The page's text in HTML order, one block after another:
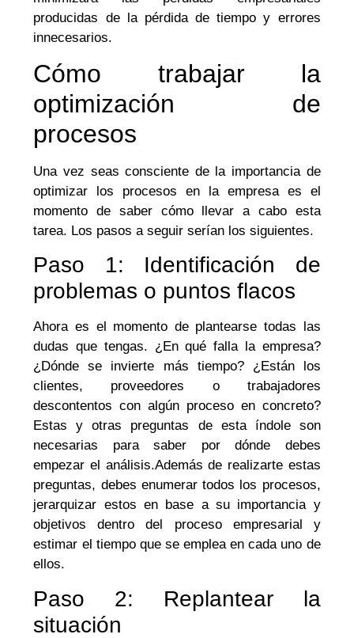
producidas de la pérdida de tiempo y errores
innecesarios.
Cómo trabajar la
optimización de
procesos
Una vez seas consciente de la importancia de
optimizar los procesos en la empresa es el
momento de saber cómo llevar a cabo esta
tarea. Los pasos a seguir serían los siguientes.
Paso 1: Identificación de
problemas o puntos flacos
Ahora es el momento de plantearse todas las
dudas que tengas. ¿En qué falla la empresa?
¿Dónde se invierte más tiempo? ¿Están los
clientes, proveedores o trabajadores
descontentos con algún proceso en concreto?
Estas y otras preguntas de esta índole son
necesarias para saber por dónde debes
empezar el análisis.Además de realizarte estas
preguntas, debes enumerar todos los procesos,
jerarquizar estos en base a su importancia y
objetivos dentro del proceso empresarial y
estimar el tiempo que se emplea en cada uno de
ellos.
Paso 2: Replantear la
situación